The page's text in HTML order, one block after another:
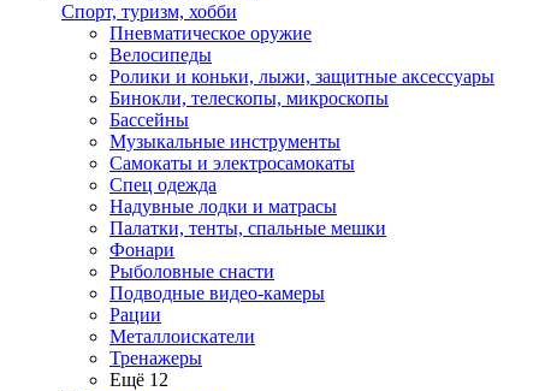
Спорт, туризм, хобби
Пневматическое оружие
Велосипеды
Ролики и коньки, лыжи, защитные аксессуары
Бинокли, телескопы, микроскопы
Бассейны
Музыкальные инструменты
Самокаты и электросамокаты
Спец одежда
Надувные лодки и матрасы
Палатки, тенты, спальные мешки
Фонари
Рыболовные снасти
Подводные видео-камеры
Рации
Металлоискатели
Тренажеры
Ещё 12